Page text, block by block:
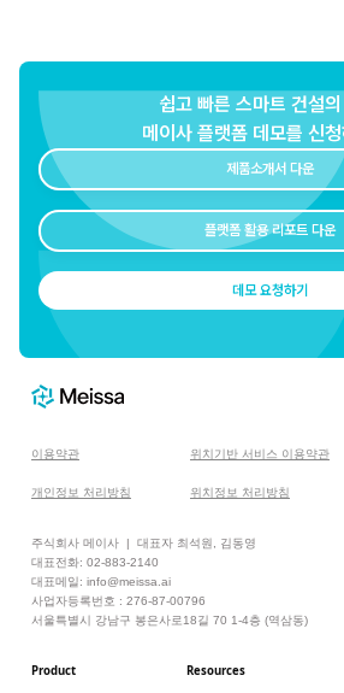
쉽고 빠른 스마트 건설
메이사 플랫폼 데모를 신
제품소개서 다운
플랫폼 활용 리포트 다운
데모 요청하기
이용약관
개인정보 처리방침
위치기반 서비스 이용약관
위치정보 처리방침
주식회사 메이사 | 대표자 최석원, 김동영
대표전화: 02-883-2140
대표메일: info@meissa.ai
사업자등록번호 : 276-87-00796
서울특별시 강남구 봉은사로18길 70 1-4층 (역삼동)
Product Resources